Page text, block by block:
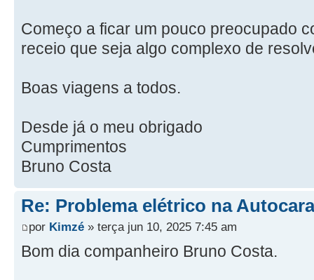
Começo a ficar um pouco preocupado
receio que seja algo complexo de
Boas viagens a todos.
Desde já o meu obrigado
Cumprimentos
Bruno Costa
Re: Problema elétrico na
por Kimzé » terça jun 10, 2025 7:45 am
Bom dia companheiro Bruno Costa.